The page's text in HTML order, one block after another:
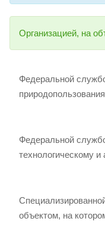
Организацией, на
Федеральной
Федеральной
технологическому и
объектом, на